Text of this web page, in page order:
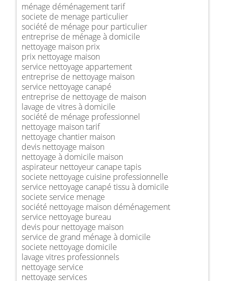
ménage déménagement tarif
societe de menage particulier
société de ménage pour particulier
entreprise de ménage à domicile
nettoyage maison prix
prix nettoyage maison
service nettoyage appartement
entreprise de nettoyage maison
service nettoyage canapé
entreprise de nettoyage de maison
lavage de vitres à domicile
société de ménage professionnel
nettoyage maison tarif
nettoyage chantier maison
devis nettoyage maison
nettoyage à domicile maison
aspirateur nettoyeur canape tapis
societe nettoyage cuisine professionnelle
service nettoyage canapé tissu à domicile
societe service menage
société nettoyage maison déménagement
service nettoyage bureau
devis pour nettoyage maison
service de grand ménage à domicile
societe nettoyage domicile
lavage vitres professionnels
nettoyage service
nettoyage services